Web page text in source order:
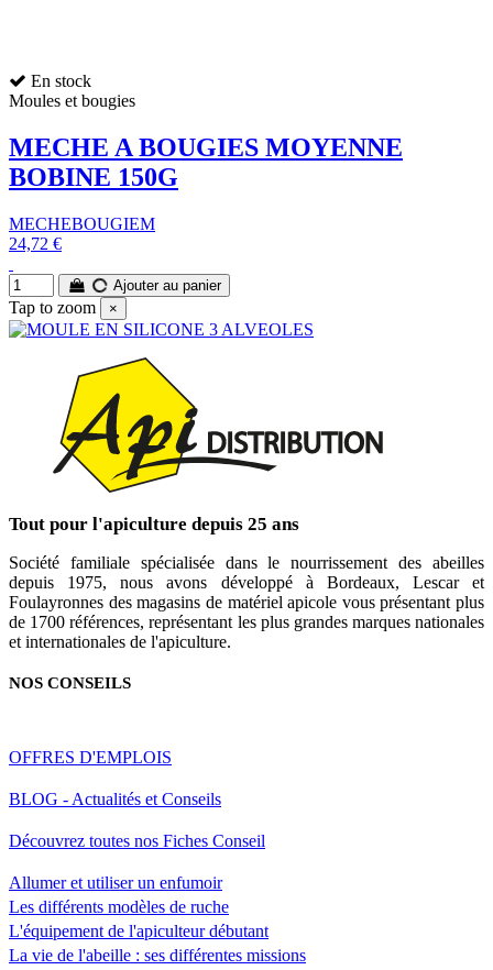
En stock
Moules et bougies
MECHE A BOUGIES MOYENNE
BOBINE 150G
MECHEBOUGIEM
24,72 €
Ajouter au panier
Tap to zoom ×
Tout pour l'apiculture depuis 25 ans
Société familiale spécialisée dans le nourrissement des abeilles
depuis 1975, nous avons développé à Bordeaux, Lescar et
Foulayronnes des magasins de matériel apicole vous présentant plus
de 1700 références, représentant les plus grandes marques nationales
et internationales de l'apiculture.
NOS CONSEILS
OFFRES D'EMPLOIS
BLOG - Actualités et Conseils
Découvrez toutes nos Fiches Conseil
Allumer et utiliser un enfumoir
Les différents modèles de ruche
L'équipement de l'apiculteur débutant
La vie de l'abeille : ses différentes missions